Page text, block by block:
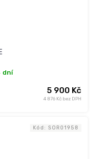
dní
4 876 Kč bez DPH
5 900 Kč
Kód: SOR01958